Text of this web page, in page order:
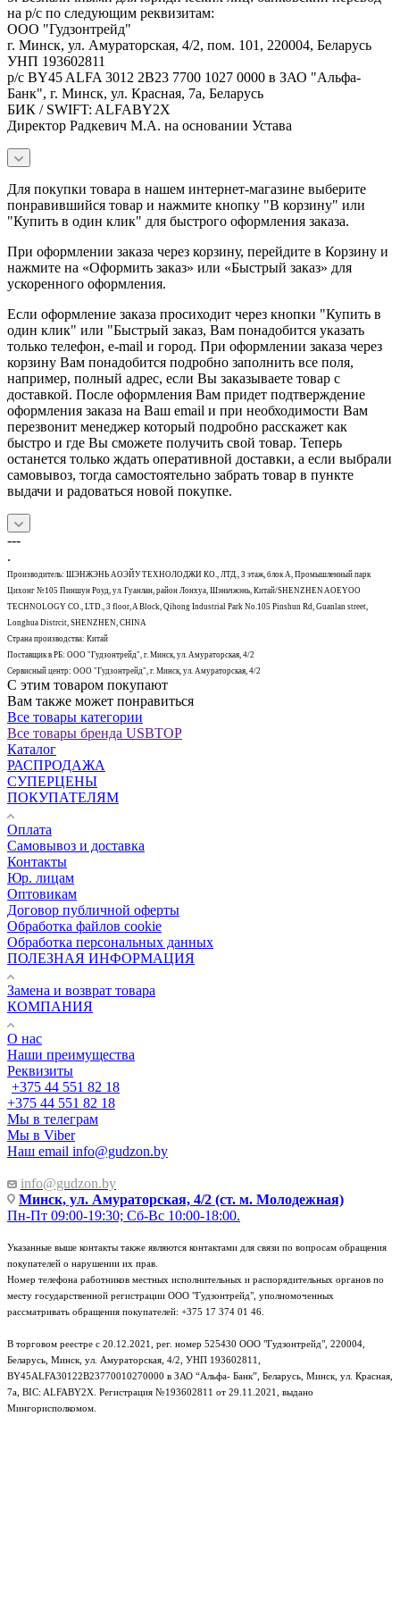
на р/с по следующим реквизитам:
ООО "Гудзонтрейд"
г. Минск, ул. Амураторская, 4/2, пом. 101, 220004, Беларусь
УНП 193602811
р/с BY45 ALFA 3012 2B23 7700 1027 0000 в ЗАО "Альфа-
Банк", г. Минск, ул. Красная, 7а, Беларусь
БИК / SWIFT: ALFABY2X
Директор Радкевич М.А. на основании Устава
Для покупки товара в нашем интернет-магазине выберите
понравившийся товар и нажмите кнопку "В корзину" или
"Купить в один клик" для быстрого оформления заказа.
При оформлении заказа через корзину, перейдите в Корзину и
нажмите на «Оформить заказ» или «Быстрый заказ» для
ускоренного оформления.
Если оформление заказа просиходит через кнопки "Купить в
один клик" или "Быстрый заказ, Вам понадобится указать
только телефон, e-mail и город. При оформлении заказа через
корзину Вам понадобится подробно заполнить все поля,
например, полный адрес, если Вы заказываете товар с
доставкой. После оформления Вам придет подтверждение
оформления заказа на Ваш email и при необходимости Вам
перезвонит менеджер который подробно расскажет как
быстро и где Вы сможете получить свой товар. Теперь
останется только ждать оперативной доставки, а если выбрали
самовывоз, тогда самостоятельно забрать товар в пункте
выдачи и радоваться новой покупке.
---
.
Производитель: ШЭНЖЭНЬ АОЭЙУ ТЕХНОЛОДЖИ КО., ЛТД., 3 этаж, блок А, Промышленный парк
Цихонг №105 Пиншун Роуд, ул. Гуанлан, район Лонхуа, Шэньчжэнь, Китай/SHENZHEN AOEYOO
TECHNOLOGY CO., LTD., 3 floor, A Block, Qihong Industrial Park No.105 Pinshun Rd, Guanlan street,
Longhua Distrcit, SHENZHEN, CHINA
Страна производства: Китай
Поставщик в РБ: ООО "Гудзонтрейд", г. Минск, ул. Амураторская, 4/2
Сервисный центр: ООО "Гудзонтрейд", г. Минск, ул. Амураторская, 4/2
С этим товаром покупают
Вам также может понравиться
Все товары категории
Все товары бренда USBTOP
Каталог
РАСПРОДАЖА
СУПЕРЦЕНЫ
ПОКУПАТЕЛЯМ
Оплата
Самовывоз и доставка
Контакты
Юр. лицам
Оптовикам
Договор публичной оферты
Обработка файлов cookie
Обработка персональных данных
ПОЛЕЗНАЯ ИНФОРМАЦИЯ
Замена и возврат товара
КОМПАНИЯ
О нас
Наши преимущества
Реквизиты
+375 44 551 82 18
+375 44 551 82 18
Мы в телеграм
Мы в Viber
Наш email info@gudzon.by
info@gudzon.by
Минск, ул. Амураторская, 4/2 (ст. м. Молодежная)
Пн-Пт 09:00-19:30; Сб-Вс 10:00-18:00.
Указанные выше контакты также являются контактами для связи по вопросам обращения
покупателей о нарушении их прав.
Номер телефона работников местных исполнительных и распорядительных органов по
месту государственной регистрации ООО "Гудзонтрейд", уполномоченных
рассматривать обращения покупателей: +375 17 374 01 46.
В торговом реестре с 20.12.2021, рег. номер 525430 ООО "Гудзонтрейд", 220004,
Беларусь, Минск, ул. Амураторская, 4/2, УНП 193602811,
BY45ALFA30122B23770010270000 в ЗАО “Альфа- Банк”, Беларусь, Минск, ул. Красная,
7а, BIC: ALFABY2X. Регистрация №193602811 от 29.11.2021, выдано
Мингорисполкомом.